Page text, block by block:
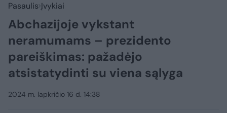
Pasaulis Įvykiai
Abchazijoje vykstant
neramumams – prezidento
pareiškimas: pažadėjo
atsistatydinti su viena sąlyga
2024 m. lapkričio 16 d. 14:38